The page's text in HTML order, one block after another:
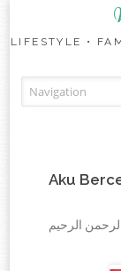
LIFESTYLE •
Aku